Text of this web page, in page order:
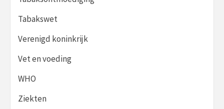
Tabakswet
Verenigd koninkrijk
Vet en voeding
WHO
Ziekten